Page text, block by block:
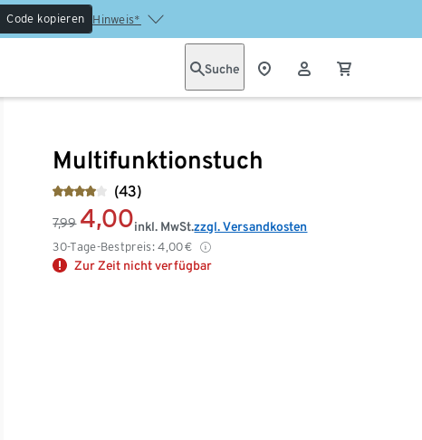
Code kopieren Hinweis*
Suche
Multifunktionstuch
(43)
7,99 4,00
30-Tage-Bestpreis: 4,00€
inkl. MwSt.zzgl. Versandkosten
Zur Zeit nicht verfügbar